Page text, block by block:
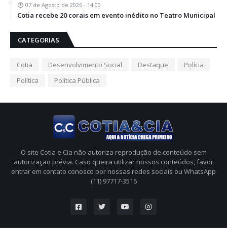
07 de Agosto de 2026 - 14:00
Cotia recebe 20 corais em evento inédito no Teatro Municipal
CATEGORIAS
Cotia Desenvolvimento Social Destaque
Polícia
Política
Política Pública
O site Cotia e Cia não autoriza reprodução de conteúdo sem
autorização prévia. Caso queira utilizar nossos conteúdos, favor
entrar em contato conosco por nossas redes sociais ou WhatsApp
(11) 97717-3516